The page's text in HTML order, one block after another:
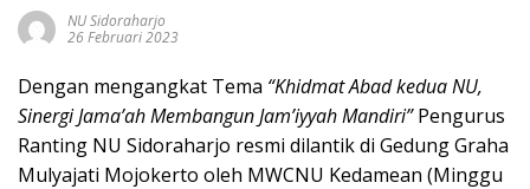
NU Sidoraharjo
26 Februari 2023
Dengan mengangkat Tema “Khidmat Abad kedua NU,
Sinergi Jama’ah Membangun Jam’iyyah Mandiri”Pengurus
Ranting NU Sidoraharjo resmi dilantik di Gedung Graha
Mulyajati Mojokerto oleh MWCNU Kedamean (Minggu